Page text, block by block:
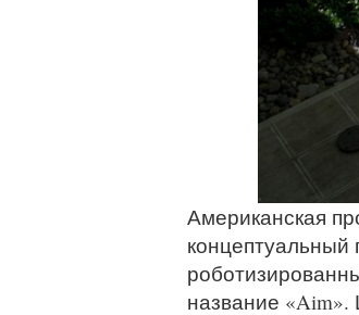
Американская
концептуальный
название